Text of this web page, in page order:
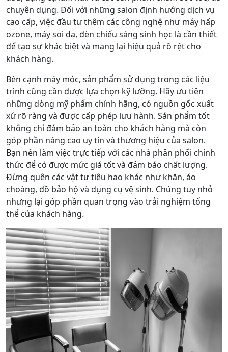
chuyên dụng. Đối với những salon định hướng dịch vụ
cao cấp, việc đầu tư thêm các công nghệ như máy hấp
ozone, máy soi da, đèn chiếu sáng sinh học là cần thiết
để tạo sự khác biệt và mang lại hiệu quả rõ rệt cho
khách hàng.
Bên cạnh máy móc, sản phẩm sử dụng trong các liệu
trình cũng cần được lựa chọn kỹ lưỡng. Hãy ưu tiên
những dòng mỹ phẩm chính hãng, có nguồn gốc xuất
xứ rõ ràng và được cấp phép lưu hành. Sản phẩm tốt
không chỉ đảm bảo an toàn cho khách hàng mà còn
góp phần nâng cao uy tín và thương hiệu của salon.
Bạn nên làm việc trực tiếp với các nhà phân phối chính
thức để có được mức giá tốt và đảm bảo chất lượng.
Đừng quên các vật tư tiêu hao khác như khăn, áo
choàng, đồ bảo hộ và dụng cụ vệ sinh. Chúng tuy nhỏ
nhưng lại góp phần quan trọng vào trải nghiệm tổng
thể của khách hàng.